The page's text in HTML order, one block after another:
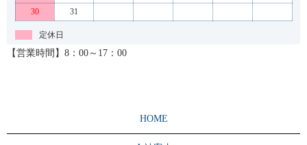
30
31
定休日
【営業時間】8：00～17：00
HOME